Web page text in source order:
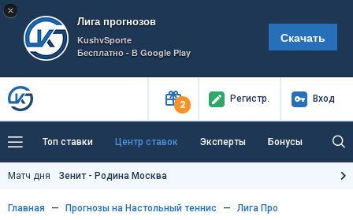
×
Лига прогнозов
KushvSporte
Бесплатно - В Google Play
Скачать
2
Регистр. Вход
Топ ставки Центр ставок Эксперты Бонусы
Тренды Букмекеры
Как тут заработать?
Матч дня Зенит - Родина Москва
Главная Прогнозы на Настольный теннис Лига Про